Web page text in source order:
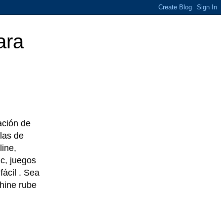
de
de
juegos
. Sea
rube